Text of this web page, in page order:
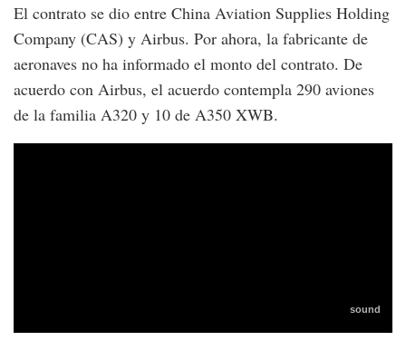
El contrato se dio entre China Aviation Supplies Holding
Company (CAS) y Airbus. Por ahora, la fabricante de
aeronaves no ha informado el monto del contrato. De
acuerdo con Airbus, el acuerdo contempla 290 aviones
de la familia A320 y 10 de A350 XWB.